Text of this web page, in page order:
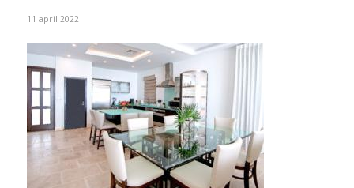
11 april 2022